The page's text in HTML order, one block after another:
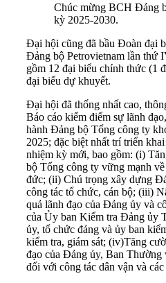
Chúc mừng BCH Đảng
kỳ 2025-2030.
Đại hội cũng đã bầu Đoàn đại
Đảng bộ Petrovietnam lần thứ
gồm 12 đại biểu chính thức (1
đại biểu dự khuyết.
Đại hội đã thống nhất cao,
Báo cáo kiểm điểm sự lãnh
hành Đảng bộ Tổng công ty
2025; đặc biệt nhất trí triển
nhiệm kỳ mới, bao gồm: (i)
bộ Tổng công ty vững mạnh
đức; (ii) Chú trọng xây dựng
công tác tổ chức, cán bộ; (iii)
quả lãnh đạo của Đảng ủy và
của Ủy ban Kiểm tra Đảng ủy
ủy, tổ chức đảng và ủy ban
kiểm tra, giám sát; (iv)Tăng
đạo của Đảng ủy, Ban
đối với công tác dân vận và